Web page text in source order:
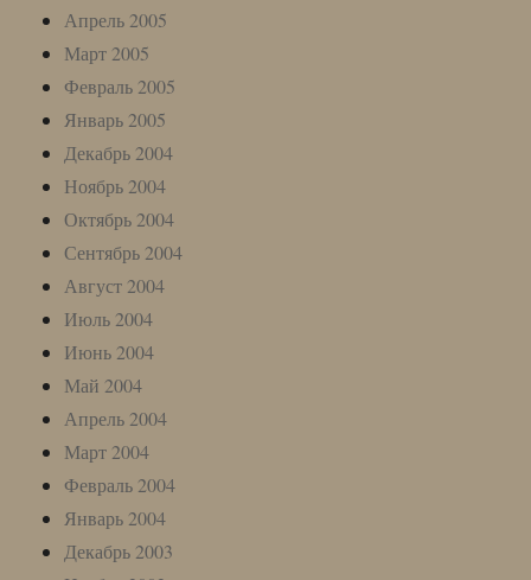
Апрель 2005
Март 2005
Февраль 2005
Январь 2005
Декабрь 2004
Ноябрь 2004
Октябрь 2004
Сентябрь 2004
Август 2004
Июль 2004
Июнь 2004
Май 2004
Апрель 2004
Март 2004
Февраль 2004
Январь 2004
Декабрь 2003